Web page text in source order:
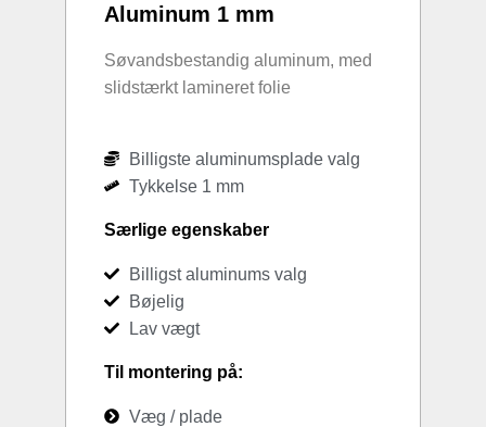
Aluminum 1 mm
Søvandsbestandig aluminum, med
slidstærkt lamineret folie
Billigste aluminumsplade valg
Tykkelse 1 mm
Særlige egenskaber
Billigst aluminums valg
Bøjelig
Lav vægt
Til montering på:
Væg / plade